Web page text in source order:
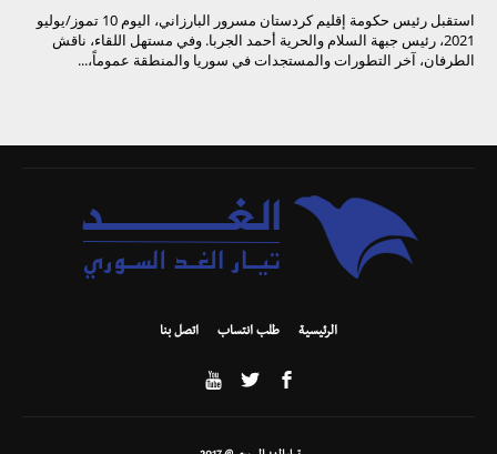
استقبل رئيس حكومة إقليم كردستان مسرور البارزاني، اليوم 10 تموز/يوليو
2021، رئيس جبهة السلام والحرية أحمد الجربا. وفي مستهل اللقاء، ناقش
الطرفان، آخر التطورات والمستجدات في سوريا والمنطقة عموماً،...
الرئيسية طلب انتساب اتصل بنا